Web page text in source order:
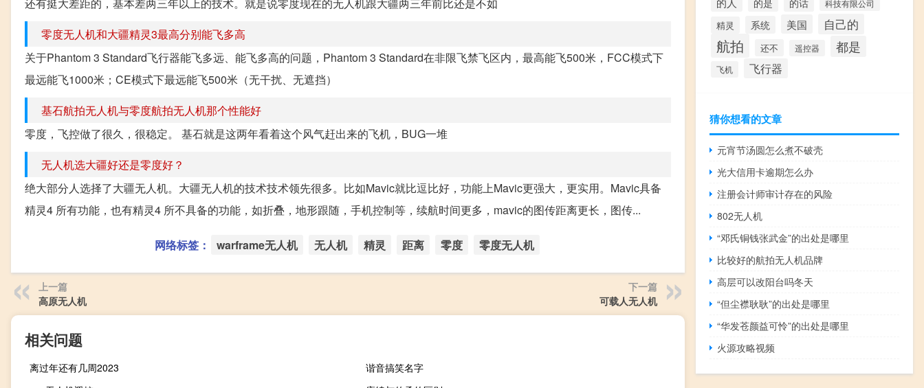
零度无人机和大疆精灵3最高分别能飞多高
关于Phantom 3 Standard飞行器能飞多远、能飞多高的问题，Phantom 3 Standard在非限飞禁飞区内，最高能飞500米，FCC模式下
最远能飞1000米；CE模式下最远能飞500米（无干扰、无遮挡）
基石航拍无人机与零度航拍无人机那个性能好
零度，飞控做了很久，很稳定。 基石就是这两年看着这个风气赶出来的飞机，BUG一堆
无人机选大疆好还是零度好？
绝大部分人选择了大疆无人机。大疆无人机的技术技术领先很多。比如Mavic就比逗比好，功能上Mavic更强大，更实用。Mavic具备
精灵4 所有功能，也有精灵4 所不具备的功能，如折叠，地形跟随，手机控制等，续航时间更多，mavic的图传距离更长，图传...
网络标签： warframe无人机 无人机 精灵 距离 零度 零度无人机
上一篇
高原无人机
下一篇
可载人无人机
相关问题
离过年还有几周2023
谐音搞笑名字
的是 的话 科技有限公司
精灵 系统 美国 自己的
航拍 还不 遥控器 都是
飞机 飞行器
猜你想看的文章
元宵节汤圆怎么煮不破壳
光大信用卡逾期怎么办
注册会计师审计存在的风险
802无人机
“邓氏铜钱张武金”的出处是哪里
比较好的航拍无人机品牌
高层可以改阳台吗冬天
“但尘襟耿耿”的出处是哪里
“华发苍颜益可怜”的出处是哪里
火源攻略视频